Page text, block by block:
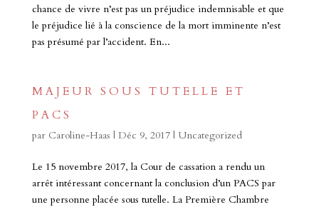
chance de vivre n’est pas un préjudice indemnisable et que
le préjudice lié à la conscience de la mort imminente n’est
pas présumé par l’accident. En...
MAJEUR SOUS TUTELLE ET
PACS
par Caroline-Haas | Déc 9, 2017| Uncategorized
Le 15 novembre 2017, la Cour de cassation a rendu un
arrêt intéressant concernant la conclusion d’un PACS par
une personne placée sous tutelle. La Première Chambre